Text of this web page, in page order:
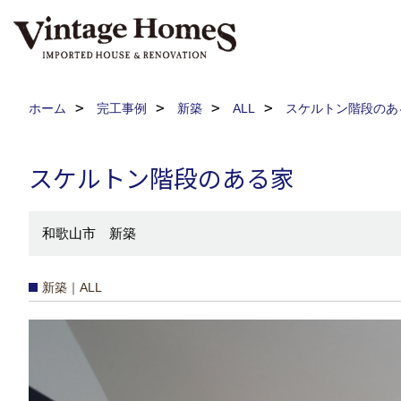
ホーム 完工事例 新築 ALL スケルトン階段の
スケルトン階段のある家
和歌山市 新築
新築｜ALL